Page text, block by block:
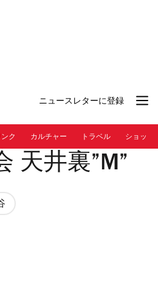
ニュースレターに登録
ク カルチャー トラベル ショッピ
天井裏”M”